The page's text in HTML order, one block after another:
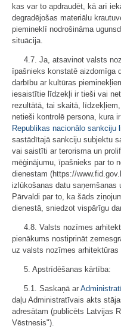
kas var to apdraudēt, kā arī
degradējošas materiālu
piemineklī nodrošināma
situācija.
4.7. Ja, atsavinot valsts
īpašnieks konstatē aizdomīga
darbību ar kultūras
iesaistītie līdzekļi ir tieši vai
rezultātā, tai skaitā,
netieši kontrolē persona, kura
Republikas nacionālo sankciju
sastādītajā sankciju subjektu
vai saistīti ar terorisma un
mēģinājumu, īpašnieks par to
dienestam (https://
izlūkošanas datu
Pārvaldi par to, ka šāds
dienestā, sniedzot vispārīgu
4.8. Valsts nozīmes
pienākums nostiprināt
uz valsts nozīmes arhitektūras
5. Apstrīdēšanas kārtība:
5.1. Saskaņā ar
daļu Administratīvais akts
adresātam (publicēts Latvijas
Vēstnesis").